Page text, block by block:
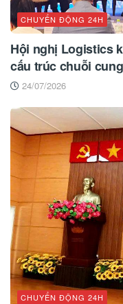
CHUYỂN ĐỘNG 24H
Hội nghị Logistics
cấu trúc chuỗi
24/07/2026
CHUYỂN ĐỘNG 24H